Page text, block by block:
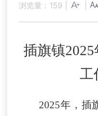
浏览量： 159
插旗镇2025
工
2025年 ，插